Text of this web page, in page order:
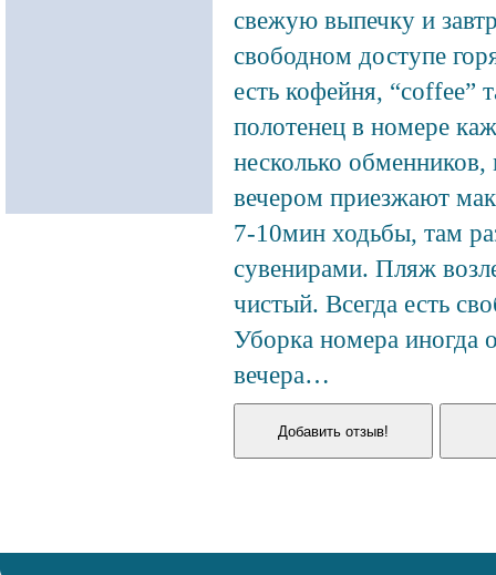
свежую выпечку и
свободном доступе
есть кофейня, “coffee”
полотенец в номере
несколько
вечером приезжают
7-10мин ходьбы, там
сувенирами. Пляж
чистый. Всегда есть
Уборка номера иногда
вечера…